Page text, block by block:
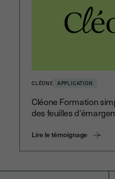
CLÉONE APPLICATION
Cléone Formation
des feuilles
Lire le témoignage